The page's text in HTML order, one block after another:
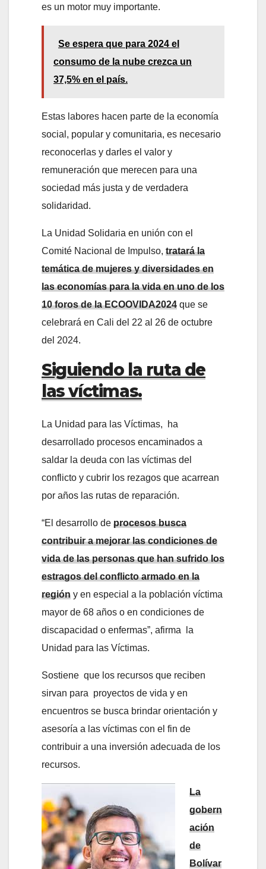
es un motor muy importante.
Se espera que para 2024 el
consumo de la nube crezca un
37,5% en el país.
Estas labores hacen parte de la economía
social, popular y comunitaria, es necesario
reconocerlas y darles el valor y
remuneración que merecen para una
sociedad más justa y de verdadera
solidaridad.
La Unidad Solidaria en unión con el
Comité Nacional de Impulso, tratará la
temática de mujeres y diversidades en
las economías para la vida en uno de los
10 foros de la ECOOVIDA2024 que se
celebrará en Cali del 22 al 26 de octubre
del 2024.
Siguiendo la ruta de
las víctimas.
La Unidad para las Víctimas, ha
desarrollado procesos encaminados a
saldar la deuda con las víctimas del
conflicto y cubrir los rezagos que acarrean
por años las rutas de reparación.
“El desarrollo de procesos busca
contribuir a mejorar las condiciones de
vida de las personas que han sufrido los
estragos del conflicto armado en la
región y en especial a la población víctima
mayor de 68 años o en condiciones de
discapacidad o enfermas”, afirma la
Unidad para las Víctimas.
Sostiene que los recursos que reciben
sirvan para proyectos de vida y en
encuentros se busca brindar orientación y
asesoría a las víctimas con el fin de
contribuir a una inversión adecuada de los
recursos.
La
gobern
ación
de
Bolívar